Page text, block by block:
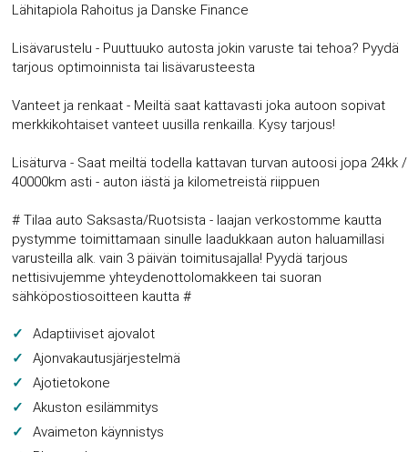
Lähitapiola Rahoitus ja Danske Finance
Lisävarustelu - Puuttuuko autosta jokin varuste tai tehoa? Pyydä
tarjous optimoinnista tai lisävarusteesta
Vanteet ja renkaat - Meiltä saat kattavasti joka autoon sopivat
merkkikohtaiset vanteet uusilla renkailla. Kysy tarjous!
Lisäturva - Saat meiltä todella kattavan turvan autoosi jopa 24kk /
40000km asti - auton iästä ja kilometreistä riippuen
# Tilaa auto Saksasta/Ruotsista - laajan verkostomme kautta
pystymme toimittamaan sinulle laadukkaan auton haluamillasi
varusteilla alk. vain 3 päivän toimitusajalla! Pyydä tarjous
nettisivujemme yhteydenottolomakkeen tai suoran
sähköpostiosoitteen kautta #
Adaptiiviset ajovalot
Ajonvakautusjärjestelmä
Ajotietokone
Akuston esilämmitys
Avaimeton käynnistys